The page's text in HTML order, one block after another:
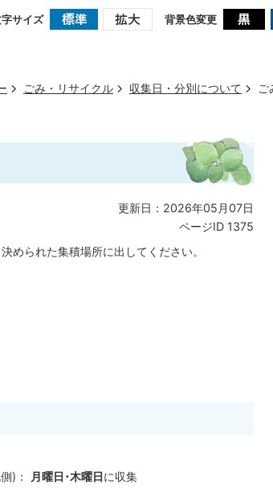
サイズ 背景色変更
ごみ・リサイクル 収集日・分別について ご
更新日：2026年05月07日
ページID 1375
められた集積場所に出してください。
)： 月曜日･木曜日に収集